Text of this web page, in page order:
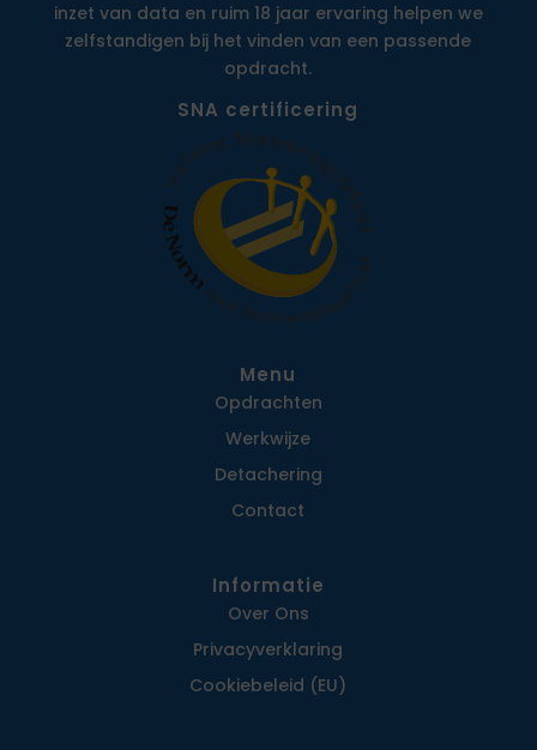
inzet van data en ruim 18 jaar ervaring helpen we
zelfstandigen bij het vinden van een passende
opdracht.
SNA certificering
Menu
Opdrachten
Werkwijze
Detachering
Contact
Informatie
Over Ons
Privacy­verklaring
Cookiebeleid (EU)